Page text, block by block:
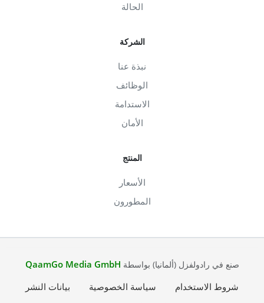
الحالة
الشركة
نبذة عنا
الوظائف
الاستدامة
الأمان
المنتج
الأسعار
المطورون
صنع في رادولفزل (ألمانيا) بواسطة QaamGo Media GmbH
شروط الاستخدام
سياسة الخصوصية بيانات النشر